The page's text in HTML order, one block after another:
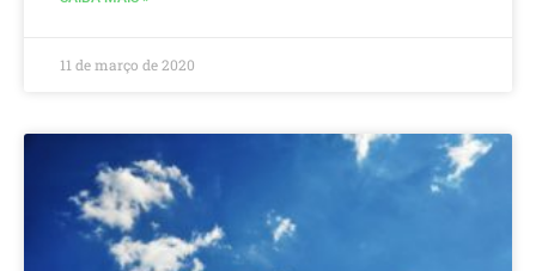
11 de março de 2020